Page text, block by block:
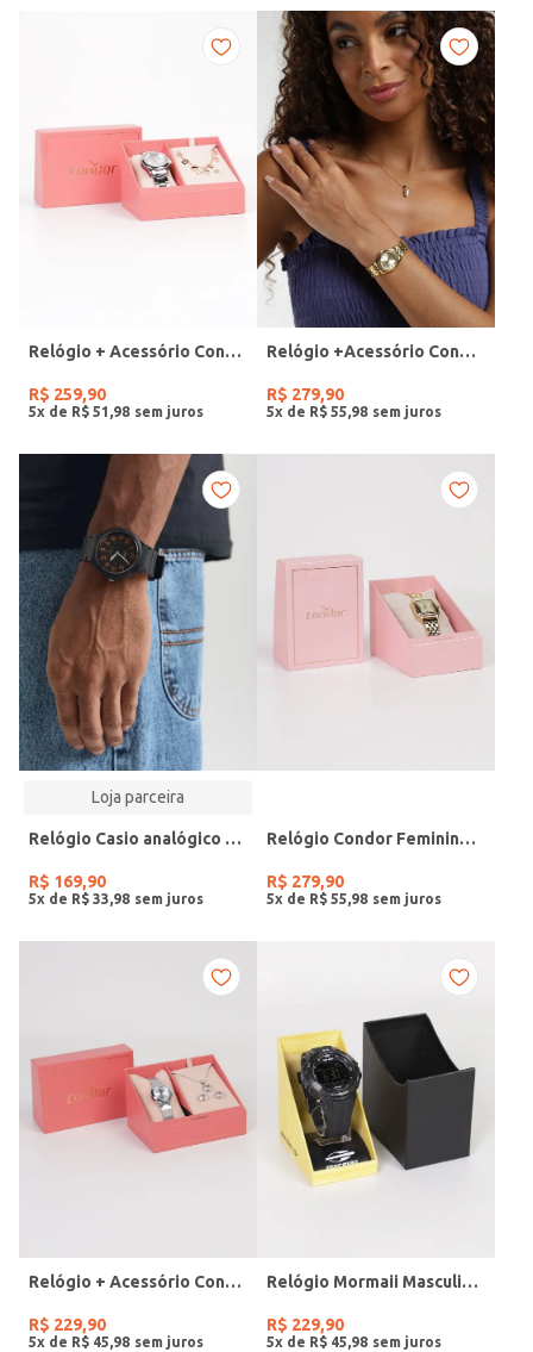
Relógio + Acessório Condor Feminino PRATA
R$ 259,90
5x de R$ 51 98
Relógio +Acessório Condor Feminino DOURADO
R$ 279,90
5x de R$ 55 98
Loja parceira
Relógio Casio analógico MW-240-4BVDF-SC
R$ 169,90
5x de R$ 33 98
Relógio Condor Feminino DOURADO
R$ 279,90
5x de R$ 55 98
Relógio + Acessório Condor Feminino PRATA
R$ 229,90
5x de R$ 45 98
Relógio Mormaii Masculino PRETO
R$ 229,90
5x de R$ 45 98